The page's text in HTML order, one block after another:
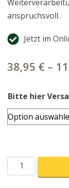
anspruchsvoll.
Jetzt im
38,95 € –
Bitte hier
Weißer